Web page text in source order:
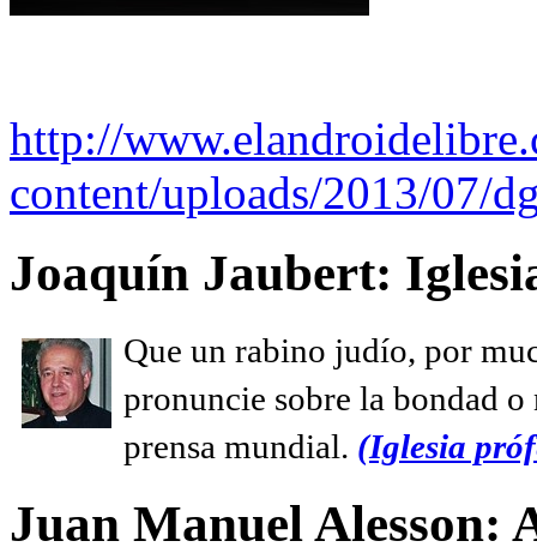
http://
content/uploads/2013/07/
Joaquín Jaubert:
Que un rabino judío, por
pronuncie sobre la bondad
prensa mundial. (Iglesia
Juan Manuel Alesson: